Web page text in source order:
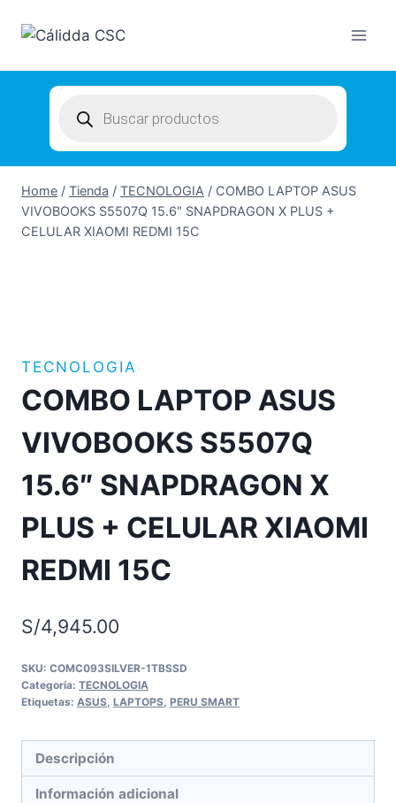
search
Home / Tienda / TECNOLOGIA / COMBO LAPTOP ASUS
VIVOBOOKS S5507Q 15.6″ SNAPDRAGON X PLUS +
CELULAR XIAOMI REDMI 15C
TECNOLOGIA
COMBO LAPTOP ASUS
VIVOBOOKS S5507Q
15.6″ SNAPDRAGON X
PLUS + CELULAR XIAOMI
REDMI 15C
S/4,945.00
SKU: COMC093SILVER-1TBSSD
Categoría: TECNOLOGIA
Etiquetas: ASUS LAPTOPS PERU SMART
Descripción
Información adicional